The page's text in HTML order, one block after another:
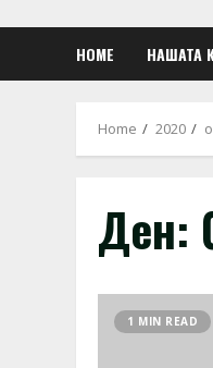
HOME НАШАТА
Home 2020
Ден:
1 MIN READ